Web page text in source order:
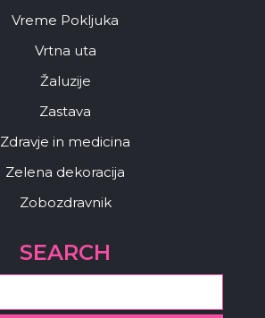
Vreme Pokljuka
Vrtna uta
Žaluzije
Zastava
Zdravje in medicina
Zelena dekoracija
Zobozdravnik
SEARCH